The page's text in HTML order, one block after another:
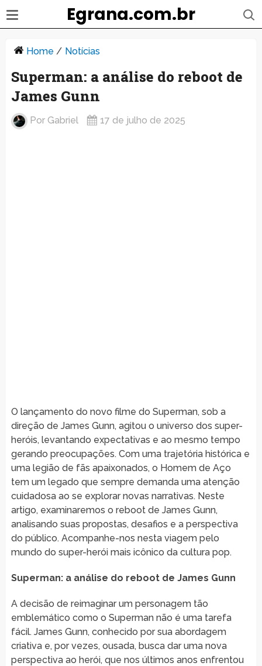
Egrana.com.br
Home / Notícias
Superman: a análise do reboot de
James Gunn
Por Gabriel 17 de julho de 2025
O lançamento do novo filme do Superman, sob a
direção de James Gunn, agitou o universo dos super-
heróis, levantando expectativas e ao mesmo tempo
gerando preocupações. Com uma trajetória histórica e
uma legião de fãs apaixonados, o Homem de Aço
tem um legado que sempre demanda uma atenção
cuidadosa ao se explorar novas narrativas. Neste
artigo, examinaremos o reboot de James Gunn,
analisando suas propostas, desafios e a perspectiva
do público. Acompanhe-nos nesta viagem pelo
mundo do super-herói mais icônico da cultura pop.
Superman: a análise do reboot de James Gunn
A decisão de reimaginar um personagem tão
emblemático como o Superman não é uma tarefa
fácil. James Gunn, conhecido por sua abordagem
criativa e, por vezes, ousada, busca dar uma nova
perspectiva ao herói, que nos últimos anos enfrentou